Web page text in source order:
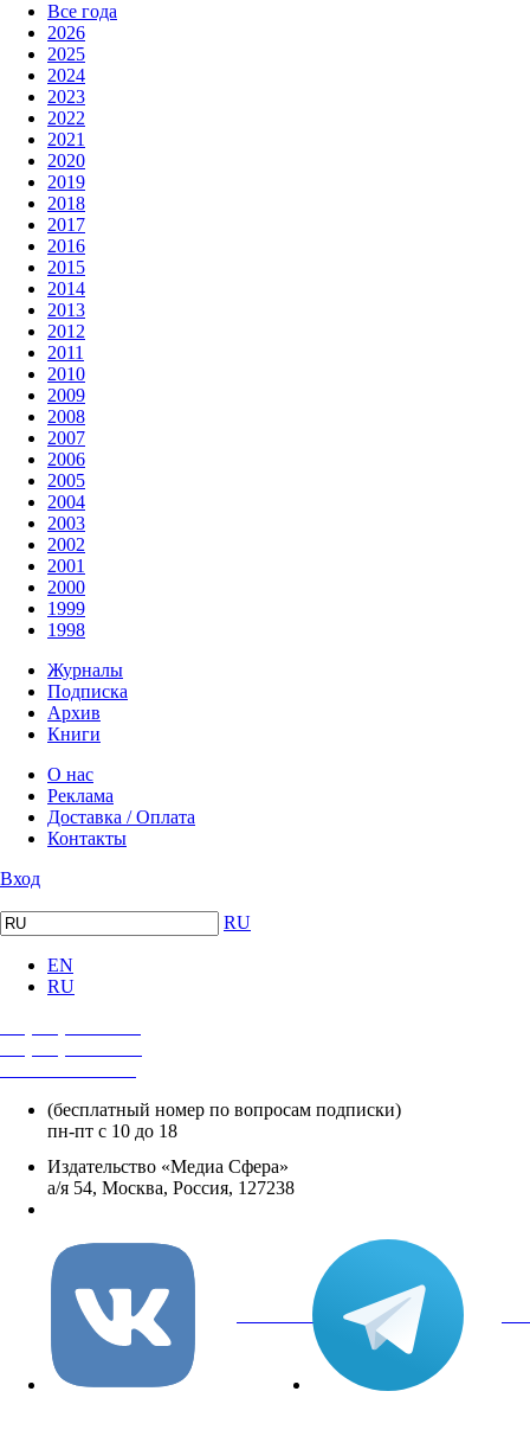
Все года
2026
2025
2024
2023
2022
2021
2020
2019
2018
2017
2016
2015
2014
2013
2012
2011
2010
2009
2008
2007
2006
2005
2004
2003
2002
2001
2000
1999
1998
Журналы
Подписка
Архив
Книги
О нас
Реклама
Доставка / Оплата
Контакты
Вход
RU
EN
RU
(бесплатный номер по вопросам подписки)
пн-пт с 10 до 18
Издательство «Медиа Сфера»
а/я 54, Москва, Россия, 127238
вКонтакте